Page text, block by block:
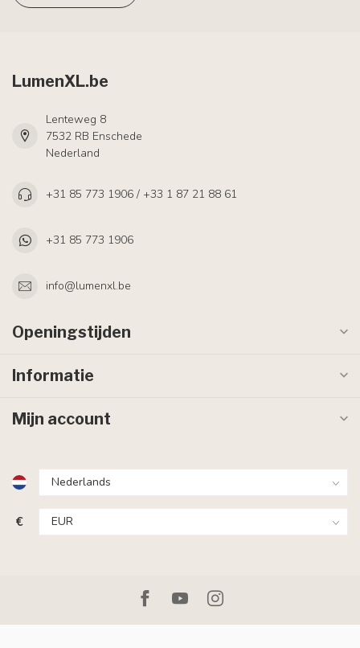
LumenXL.be
Lenteweg 8
7532 RB Enschede
Nederland
+31 85 773 1906 / +33 1 87 21 88 61
+31 85 773 1906
info@lumenxl.be
Openingstijden
Informatie
Mijn account
€